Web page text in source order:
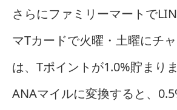
さらにファミリーマートで
マTカードで火曜・土曜にチ
は、Tポイントが1.0%貯まり
ANAマイルに変換すると、